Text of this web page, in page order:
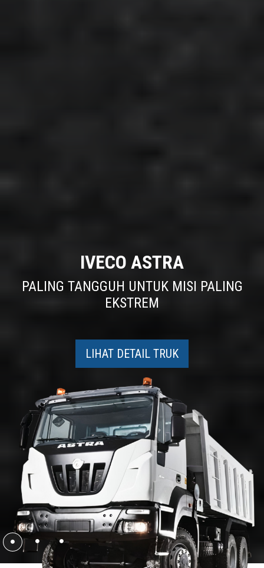
SIAP MELAYANI ANDA DALAM SETIAP KONDISI
IVECO T-WAY
LIHAT DETAIL TRUK